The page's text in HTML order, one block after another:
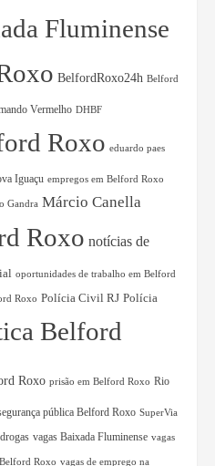
Fluminense
BelfordRoxo24h Belford
Vermelho DHBF
Roxo eduardo paes
Iguaçu empregos em Belford Roxo
Gandra Márcio Canella
Roxo notícias de
oportunidades de trabalho em Belford
Roxo Polícia Civil RJ Polícia
Belford
Roxo prisão em Belford Roxo Rio
pública Belford Roxo SuperVia
vagas Baixada Fluminense vagas
Roxo vagas de emprego na